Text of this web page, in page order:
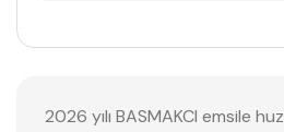
2026 yılı BASMAKCI emsile